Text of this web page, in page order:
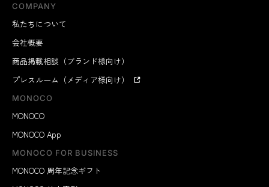
COMPANY
私たちについて
会社概要
商品掲載相談（ブランド様向け）
プレスルーム（メディア様向け）
MONOCO
MONOCO
MONOCO App
MONOCO FOR BUSINESS
MONOCO 周年記念ギフト